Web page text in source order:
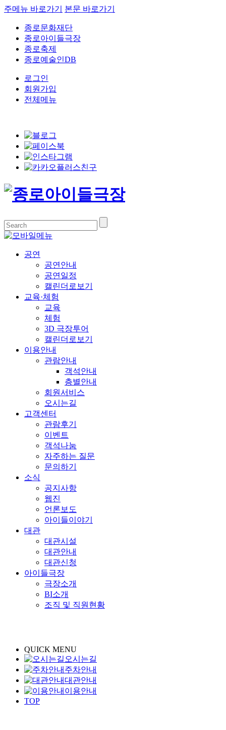
주메뉴 바로가기 본문 바로가기
종로문화재단
종로아이들극장
종로축제
종로예술인DB
로그인
회원가입
전체메뉴
공연
공연안내
공연일정
캘린더로보기
교육·체험
교육
체험
3D 극장투어
캘린더로보기
이용안내
관람안내
객석안내
층별안내
회원서비스
오시는길
고객센터
관람후기
이벤트
객석나눔
자주하는 질문
문의하기
소식
공지사항
웹진
언론보도
아이들이야기
대관
대관시설
대관안내
대관신청
아이들극장
극장소개
BI소개
조직 및 직원현황
QUICK MENU
오시는길
주차안내
대관안내
이용안내
TOP